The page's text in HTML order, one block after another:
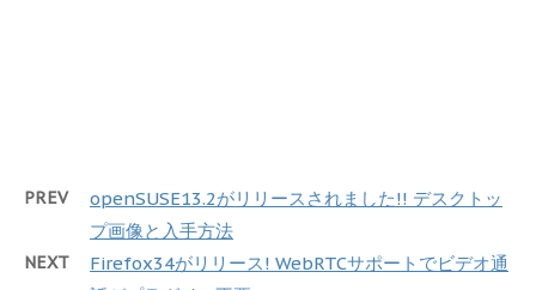
PREV
openSUSE13.2がリリースされました!! デスクトッ
プ画像と入手方法
NEXT
Firefox34がリリース! WebRTCサポートでビデオ通